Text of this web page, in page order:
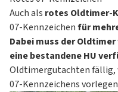
Auch als rotes Oldtimer-
07-Kennzeichenfür
Dabei muss der
eine bestandene HU
Oldtimergutachten fällig,
07-Kennzeichens